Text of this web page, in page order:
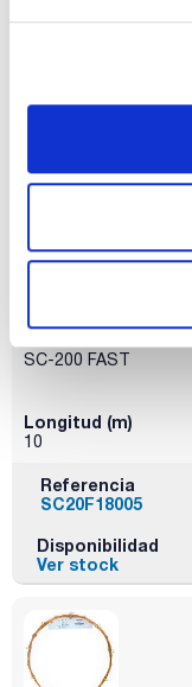
SC-200 FAST
Longitud (m)
10
Referencia
SC20F18005
Disponibilidad
Ver stock